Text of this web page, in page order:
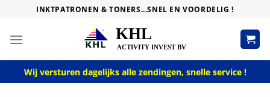
content
INKTPATRONEN & TONERS...SNEL EN VOORDELIG !
Wij versturen dagelijks alle zendingen, snelle service !